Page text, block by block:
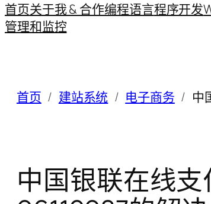
首页关于我 & 合作编程语言程序开发
管理和监控
首页 建站系统 电子商务 中
中国银联在线